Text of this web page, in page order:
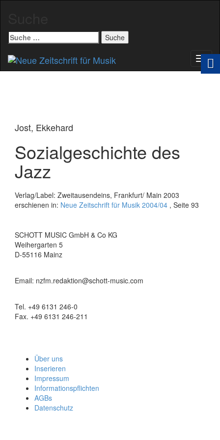
Suche
nach:
Jost, Ekkehard
Sozialgeschichte des
Jazz
Verlag/Label: Zweitausendeins, Frankfurt/ Main 2003
erschienen in: Neue Zeitschrift für Musik 2004/04 , Seite 93
SCHOTT MUSIC GmbH & Co KG
Weihergarten 5
D-55116 Mainz
Email: nzfm.redaktion@schott-music.com
Tel. +49 6131 246-0
Fax. +49 6131 246-211
Über uns
Inserieren
Impressum
Informationspflichten
AGBs
Datenschutz